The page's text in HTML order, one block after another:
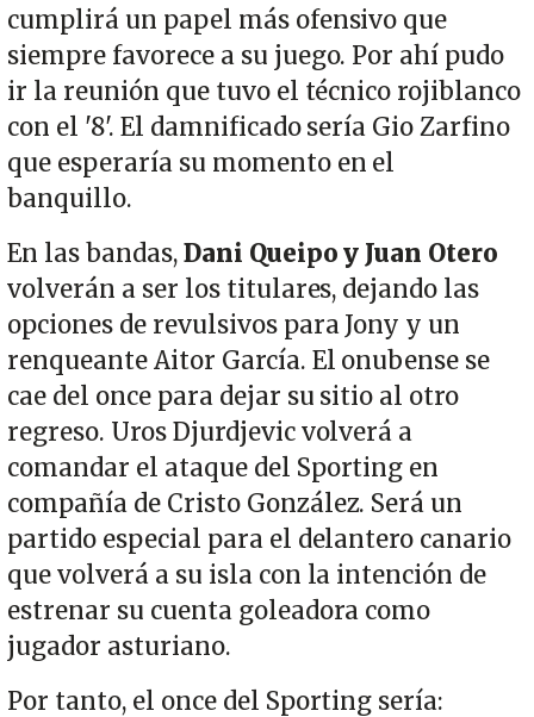
cumplirá un papel más ofensivo que
siempre favorece a su juego. Por ahí pudo
ir la reunión que tuvo el técnico rojiblanco
con el '8'. El damnificado sería Gio Zarfino
que esperaría su momento en el
banquillo.
En las bandas,Dani Queipo y Juan Otero
volverán a ser los titulares, dejando las
opciones de revulsivos para Jony y un
renqueante Aitor García. El onubense se
cae del once para dejar su sitio al otro
regreso. Uros Djurdjevic volverá a
comandar el ataque del Sporting en
compañía de Cristo González. Será un
partido especial para el delantero canario
que volverá a su isla con la intención de
estrenar su cuenta goleadora como
jugador asturiano.
Por tanto, el once del Sporting sería: